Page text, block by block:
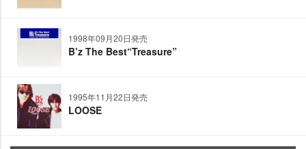
1998年09月20日発売
B’z The Best“Treasure”
1995年11月22日発売
LOOSE